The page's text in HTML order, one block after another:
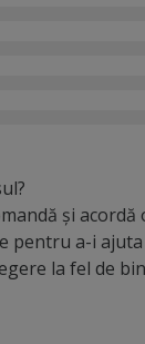
și acordă
pentru a-i
la fel de